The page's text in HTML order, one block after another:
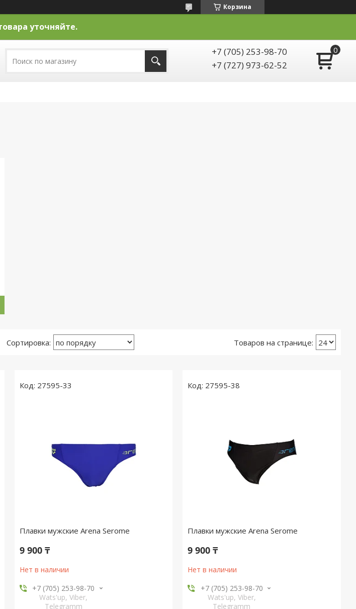
Корзина
уточняйте.
+7 (705) 253-98-70
+7 (727) 973-62-52
27595-33
Плавки мужские Arena Serome
9 900 ₸
Нет в наличии
+7 (705) 253-98-70
Wats'up, Viber,
Telegramm
27595-38
Плавки мужские Arena Serome
9 900 ₸
Нет в наличии
+7 (705) 253-98-70
Wats'up, Viber,
Telegramm